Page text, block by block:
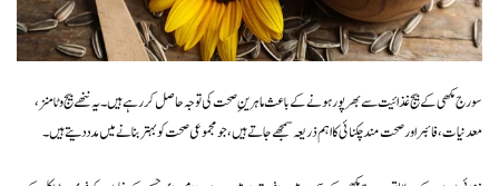
سورج مکھی کے بیج غذائیت سے بھرپور ہونے کے باعث ماہرینِ صحت کی توجہ حاصل کر رہے ہیں۔ یہ ننھے بیج وٹامنز،
معدنیات، فائبر اور صحت مند چکنائی کا اہم ذریعہ سمجھے جاتے ہیں، جو مجموعی صحت کو بہتر بنانے میں مدد دیتے ہیں۔